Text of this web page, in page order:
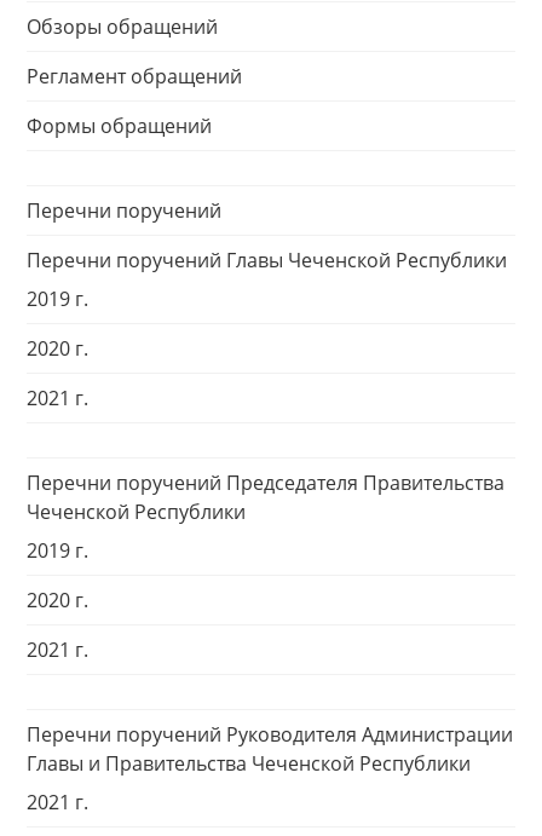
Обзоры обращений
Регламент обращений
Формы обращений
Перечни поручений
Перечни поручений Главы Чеченской Республики
2019 г.
2020 г.
2021 г.
Перечни поручений Председателя Правительства
Чеченской Республики
2019 г.
2020 г.
2021 г.
Перечни поручений Руководителя Администрации
Главы и Правительства Чеченской Республики
2021 г.